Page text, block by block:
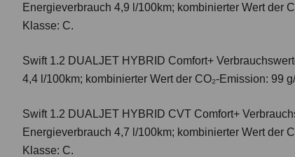
Energieverbrauch 4,9 l/100km; kombinierter Wert der
Klasse: C.
Swift 1.2 DUALJET HYBRID Comfort+
4,4 l/100km; kombinierter Wert der CO₂-Emission: 99
Swift 1.2 DUALJET HYBRID CVT Comfort+
Energieverbrauch 4,7 l/100km; kombinierter Wert der
Klasse: C.